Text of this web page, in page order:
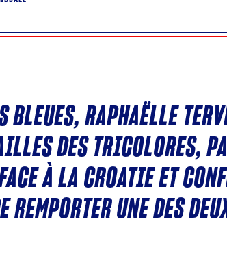
BLEUES, RAPHAËLLE
DES TRICOLORES,
À LA CROATIE ET
REMPORTER UNE DES